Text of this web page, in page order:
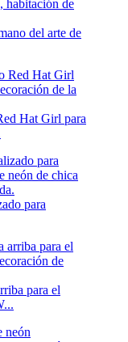
del arte de
Hat Girl para
para
para el